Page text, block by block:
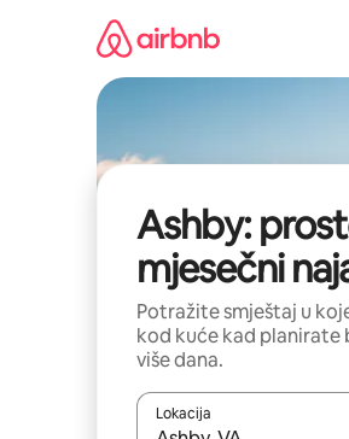
Ashby:
mjesečni
Potražite smještaj u
kod kuće kad planirate
više dana.
Lokacija